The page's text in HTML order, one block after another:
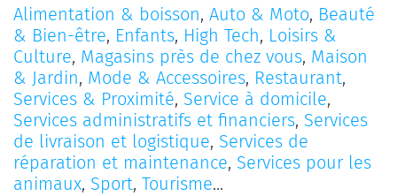
Alimentation & boisson, Auto & Moto, Beauté
& Bien-être, Enfants, High Tech, Loisirs &
Culture, Magasins près de chez vous, Maison
& Jardin, Mode & Accessoires, Restaurant,
Services & Proximité, Service à domicile,
Services administratifs et financiers, Services
de livraison et logistique, Services de
réparation et maintenance, Services pour les
animaux, Sport, Tourisme...